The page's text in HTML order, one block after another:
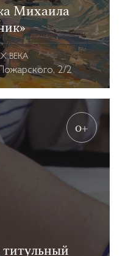
Михаила
ВЕКА
2/2
0+